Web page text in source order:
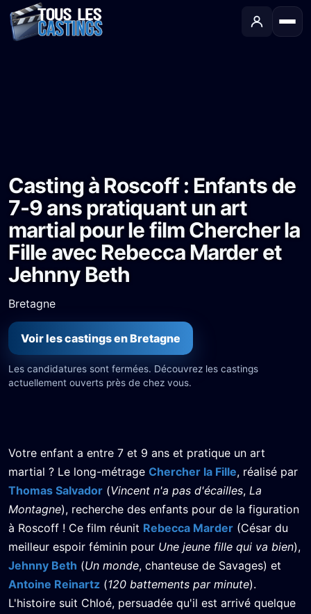
Casting à Roscoff : Enfants de
7-9 ans pratiquant un art
martial pour le film Chercher la
Fille avec Rebecca Marder et
Jehnny Beth
Bretagne
Voir les castings en Bretagne
Les candidatures sont fermées. Découvrez les castings
actuellement ouverts près de chez vous.
Votre enfant a entre 7 et 9 ans et pratique un art
martial ? Le long-métrage Chercher la Fille, réalisé par
Thomas Salvador (Vincent n'a pas d'écailles, La
Montagne), recherche des enfants pour de la figuration
à Roscoff ! Ce film réunit Rebecca Marder (César du
meilleur espoir féminin pour Une jeune fille qui va bien),
Jehnny Beth (Un monde, chanteuse de Savages) et
Antoine Reinartz (120 battements par minute).
L'histoire suit Chloé, persuadée qu'il est arrivé quelque